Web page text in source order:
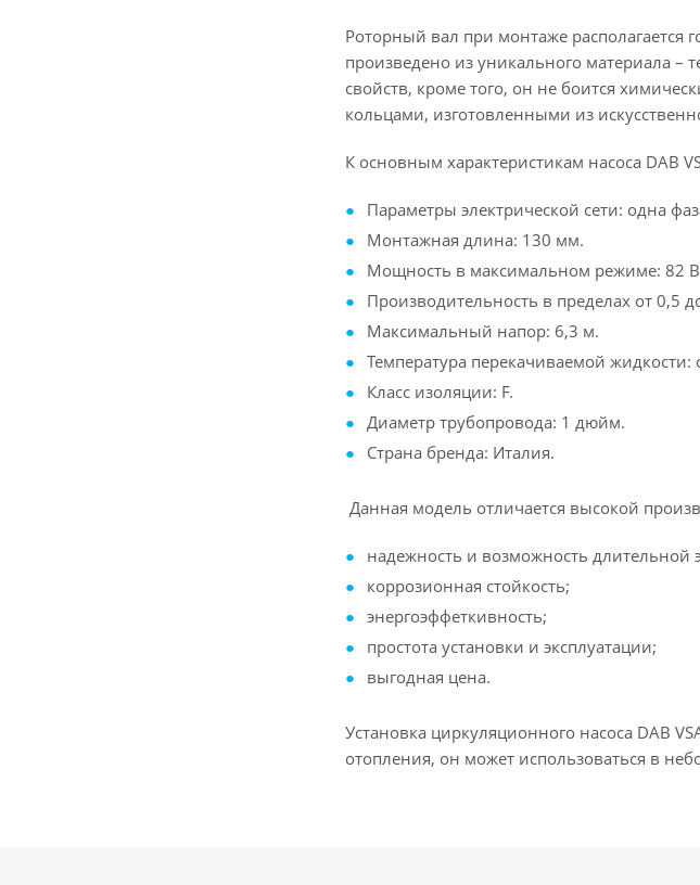
Роторный вал при монтаже располагается
произведено из уникального материала –
свойств, кроме того, он не боится
кольцами, изготовленными из
К основным характеристикам насоса DAB
Параметры электрической сети: одна
Монтажная длина: 130 мм.
Мощность в максимальном режиме: 82
Производительность в пределах от 0,5
Максимальный напор: 6,3 м.
Температура перекачиваемой жидкости:
Класс изоляции: F.
Диаметр трубопровода: 1 дюйм.
Страна бренда: Италия.
Данная модель отличается высокой
надежность и возможность длительной
коррозионная стойкость;
энергоэффеткивность;
простота установки и эксплуатации;
выгодная цена.
Установка циркуляционного насоса DAB
отопления, он может использоваться в